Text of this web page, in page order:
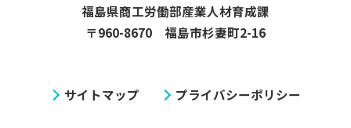
福島県商工労働部産業人材育成課
〒960-8670 福島市杉妻町2-16
サイトマップ プライバシーポリシー